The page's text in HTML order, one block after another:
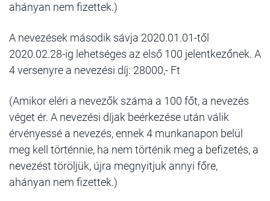
ahányan nem fizettek.)
A nevezések második sávja 2020.01.01-től
2020.02.28-ig lehetséges az első 100 jelentkezőnek. A
4 versenyre a nevezési díj: 28000,- Ft
(Amikor eléri a nevezők száma a 100 főt, a nevezés
véget ér. A nevezési díjak beérkezése után válik
érvényessé a nevezés, ennek 4 munkanapon belül
meg kell történnie, ha nem történik meg a befizetés, a
nevezést töröljük, újra megnyitjuk annyi főre,
ahányan nem fizettek.)